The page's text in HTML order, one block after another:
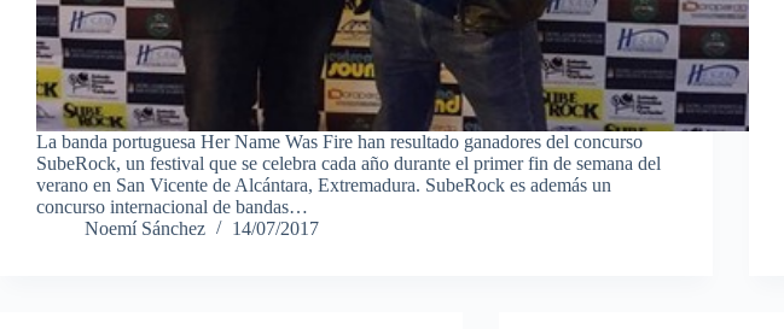
La banda portuguesa Her Name Was Fire han resultado ganadores del concurso
SubeRock, un festival que se celebra cada año durante el primer fin de semana del
verano en San Vicente de Alcántara, Extremadura. SubeRock es además un
concurso internacional de bandas…
Noemí Sánchez
14/07/2017